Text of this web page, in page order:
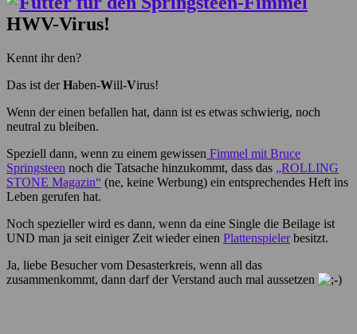
HWV-Virus!
Kennt ihr den?
Das ist derHaben-Will-Virus!
Wenn der einen befallen hat, dann ist es etwas schwierig, noch
neutral zu bleiben.
Speziell dann, wenn zu einem gewissen Fimmel mit Bruce
Springsteen noch die Tatsache hinzukommt, dass das „ROLLING
STONE Magazin“ (ne, keine Werbung) ein entsprechendes Heft ins
Leben gerufen hat.
Noch spezieller wird es dann, wenn da eine Single die Beilage ist
UND man ja seit einiger Zeit wieder einen Plattenspielerbesitzt.
Ja, liebe Besucher vom Desasterkreis, wenn all das
zusammenkommt, dann darf der Verstand auch mal aussetzen